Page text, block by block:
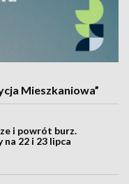
Mieszkaniowa”
i powrót burz.
22 i 23 lipca